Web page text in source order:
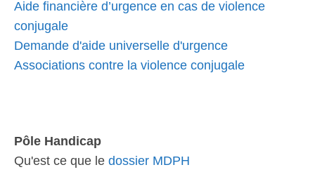
Aide financière d’urgence en cas de violence
conjugale
Demande d'aide universelle d'urgence
Associations contre la violence conjugale
Pôle Handicap
Qu'est ce que le dossier MDPH